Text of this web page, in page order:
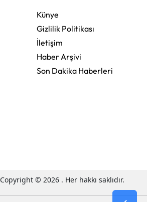
Künye
Gizlilik Politikası
İletişim
Haber Arşivi
Son Dakika Haberleri
Copyright © 2026 . Her hakkı saklıdır.